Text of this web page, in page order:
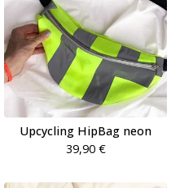
Upcycling HipBag neon
39,90 €